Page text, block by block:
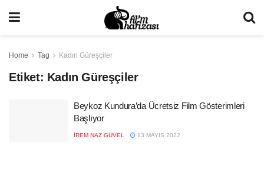
Home Tag Kadın Güreşçiler
Etiket: Kadın Güreşçiler
Beykoz Kundura’da Ücretsiz Film Gösterimleri
Başlıyor
İREM NAZ GÜVEL 13 MAYIS 2022